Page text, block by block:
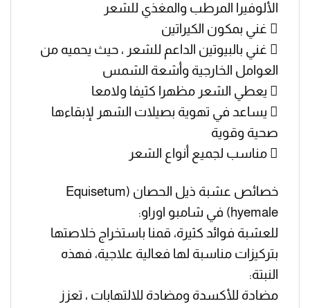
الألوفيرا المرطب والمغذي للشعر
 غني بمكون الكيراتين
 غني بالبيوتين الداعم للشعر ، حيث يحميه من
العوامل الخارجية وأشعة الشمس
 يعطي الشعر مظهرا كثيفا ولامعا
 يساعد في تهوية بصيلات الشهر لإبقاءها
صحية وقوية
 مناسب لجميع أنواع الشعر
خصائص عشبة ذيل الحصان (Equisetum
hyemale) في شامبو اوراو:
للعشبة فوائد كثيرة، قمنا باستخراج خلاصتها
بتركيزات مناسبة لها فعالية علاجية، فهذه
النبتة:
مضادة للأكسدة ومضادة للالتهابات ، تعزز